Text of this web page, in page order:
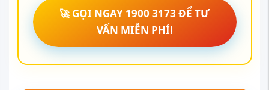
🚀 GỌI NGAY 1900 3173 ĐỂ TƯ
VẤN MIỄN PHÍ!